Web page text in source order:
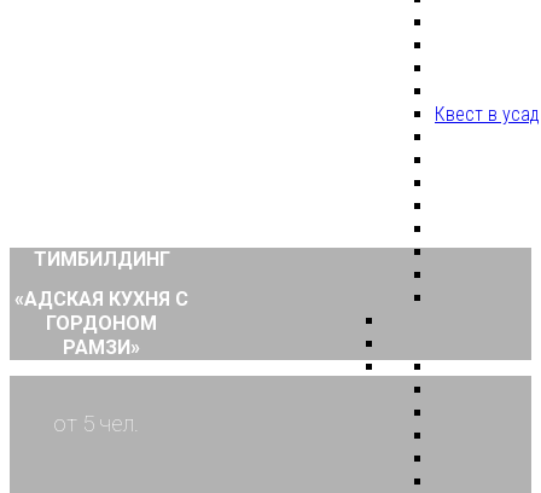
Квест в
ТИМБИЛДИНГ
«АДСКАЯ КУХНЯ С
ГОРДОНОМ
РАМЗИ»
от 5 чел.